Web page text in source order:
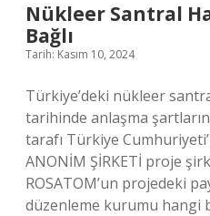
Nükleer Santral
Bağlı
Tarih: Kasım 10, 2024
Türkiye’deki nükleer
tarihinde anlaşma
tarafı Türkiye
ANONİM ŞİRKETİ proje
ROSATOM’un projedeki
düzenleme kurumu hangi